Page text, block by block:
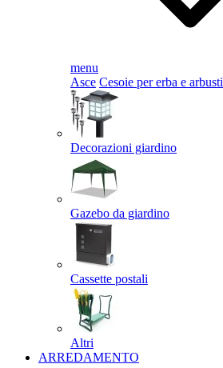
menu
Asce Cesoie per erba e arbusti
Decorazioni giardino
Gazebo da giardino
Cassette postali
Altri
ARREDAMENTO